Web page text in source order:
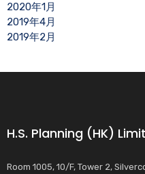
2020年1月
2019年4月
2019年2月
H.S. Planning (HK)
Room 1005, 10/F, Tower 2,